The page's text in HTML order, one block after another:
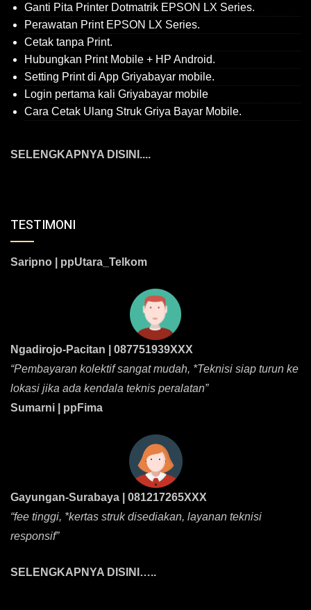
Ganti Pita Printer Dotmatrik EPSON LX Series.
Perawatan Print EPSON LX Series.
Cetak tanpa Print.
Hubungkan Print Mobile + HP Android.
Setting Print di App Griyabayar mobile.
Login pertama kali Griyabayar mobile
Cara Cetak Ulang Struk Griya Bayar Mobile.
SELENGKAPNYA DISINI....
TESTIMONI
Saripno | ppUtara_Telkom
Ngadirojo-Pacitan | 087751939XXX
“Pembayaran kolektif sangat mudah, *Teknisi siap turun ke
lokasi jika ada kendala teknis peralatan”
Sumarni | ppFima
Gayungan-Surabaya | 081217265XXX
“fee tinggi, *kertas struk disediakan, layanan teknisi
responsif”
SELENGKAPNYA DISINI…..